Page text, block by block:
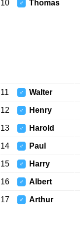
10 ♂ Thomas
11 ♂ Walter
12 ♂ Henry
13 ♂ Harold
14 ♂ Paul
15 ♂ Harry
16 ♂ Albert
17 ♂ Arthur